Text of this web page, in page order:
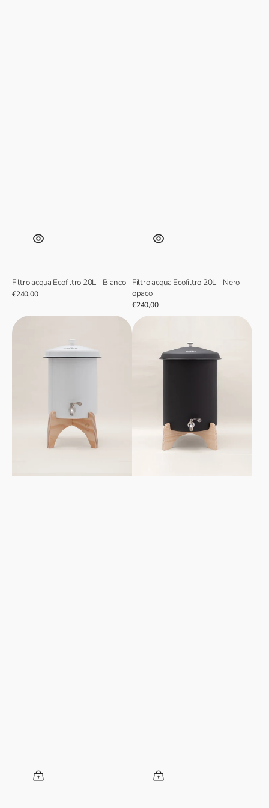
Filtro acqua Ecofiltro 20L - Bianco
Prezzo
€240,00
Filtro acqua Ecofiltro 20L - Nero
opaco
Prezzo
normale
€240,00
Ecofiltro
5L
Supporto
in
Ecofiltro